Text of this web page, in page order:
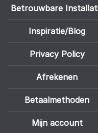
Betrouwbare
Inspiratie/Blog
Privacy Policy
Afrekenen
Betaalmethoden
Mijn account